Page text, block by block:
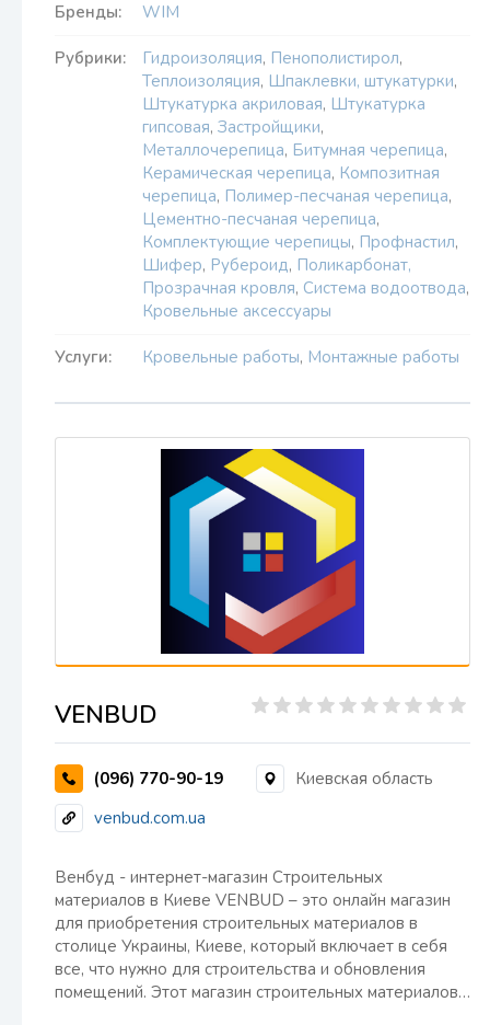
Бренды: WIM
Рубрики: Гидроизоляция, Пенополистирол,
Теплоизоляция, Шпаклевки, штукатурки,
Штукатурка акриловая, Штукатурка
гипсовая, Застройщики,
Металлочерепица, Битумная черепица,
Керамическая черепица, Композитная
черепица, Полимер-песчаная черепица,
Цементно-песчаная черепица,
Комплектующие черепицы, Профнастил,
Шифер, Рубероид, Поликарбонат,
Прозрачная кровля, Система водоотвода,
Кровельные аксессуары
Услуги: Кровельные работы, Монтажные работы
VENBUD
(096) 770-90-19
Киевская область
venbud.com.ua
Венбуд - интернет-магазин Строительных
материалов в Киеве VENBUD – это онлайн магазин
для приобретения строительных материалов в
столице Украины, Киеве, который включает в себя
все, что нужно для строительства и обновления
помещений. Этот магазин строительных материалов…